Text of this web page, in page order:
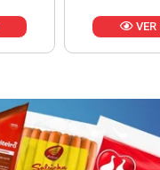
VER